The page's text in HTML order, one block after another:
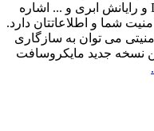
توان به Defense+، Auto Sandbox و رایانش ابری و ... اشاره
شما و اطلاعاتتان دارد.
می توان به سازگاری
نسخه جدید مایکروسافت